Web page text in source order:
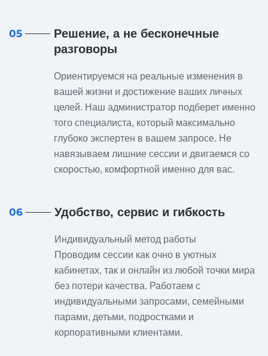
05
Решение, а не бесконечные
разговоры
Ориентируемся на реальные изменения в
вашей жизни и достижение ваших личных
целей. Наш администратор подберет именно
того специалиста, который максимально
глубоко экспертен в вашем запросе. Не
навязываем лишние сессии и двигаемся со
скоростью, комфортной именно для вас.
06 Удобство, сервис и гибкость
Индивидуальный метод работы
Проводим сессии как очно в уютных
кабинетах, так и онлайн из любой точки мира
без потери качества. Работаем с
индивидуальными запросами, семейными
парами, детьми, подростками и
корпоративными клиентами.